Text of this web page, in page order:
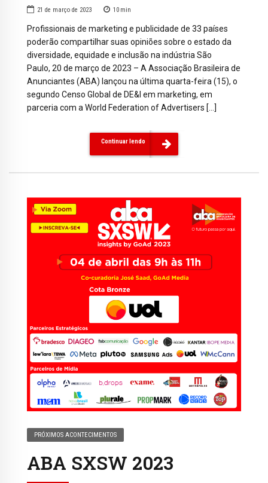
21 de março de 2023 10 min
Profissionais de marketing e publicidade de 33 países
poderão compartilhar suas opiniões sobre o estado da
diversidade, equidade e inclusão na indústria São
Paulo, 20 de março de 2023 – A Associação Brasileira de
Anunciantes (ABA) lançou na última quarta-feira (15), o
segundo Censo Global de DE&I em marketing, em
parceria com a World Federation of Advertisers […]
Continuar lendo
PRÓXIMOS ACONTECIMENTOS
ABA SXSW 2023